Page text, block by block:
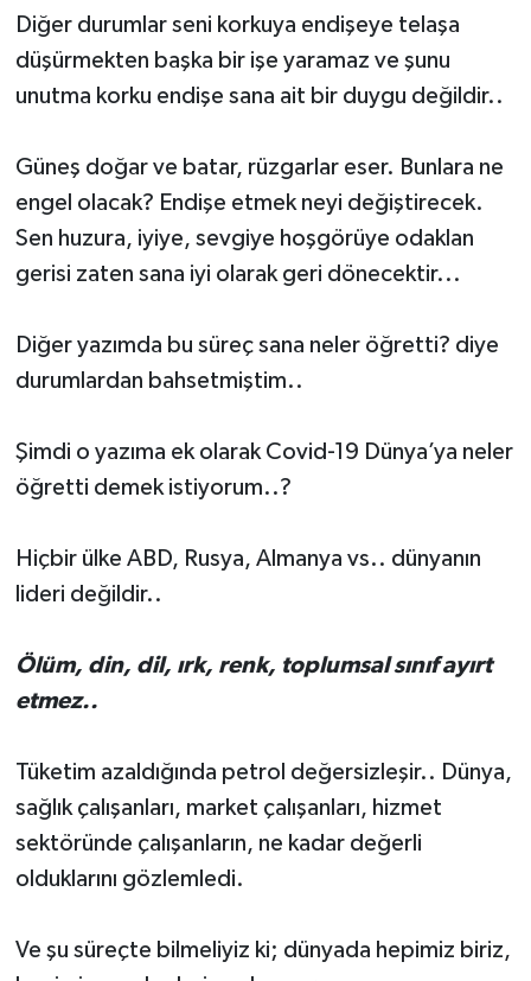
Diğer durumlar seni korkuya endişeye telaşa
düşürmekten başka bir işe yaramaz ve şunu
unutma korku endişe sana ait bir duygu değildir..
Güneş doğar ve batar, rüzgarlar eser. Bunlara ne
engel olacak? Endişe etmek neyi değiştirecek.
Sen huzura, iyiye, sevgiye hoşgörüye odaklan
gerisi zaten sana iyi olarak geri dönecektir...
Diğer yazımda bu süreç sana neler öğretti? diye
durumlardan bahsetmiştim..
Şimdi o yazıma ek olarak Covid-19 Dünya’ya neler
öğretti demek istiyorum..?
Hiçbir ülke ABD, Rusya, Almanya vs.. dünyanın
lideri değildir..
Ölüm, din, dil, ırk, renk, toplumsal sınıf ayırt
etmez..
Tüketim azaldığında petrol değersizleşir.. Dünya,
sağlık çalışanları, market çalışanları, hizmet
sektöründe çalışanların, ne kadar değerli
olduklarını gözlemledi.
Ve şu süreçte bilmeliyiz ki; dünyada hepimiz biriz,